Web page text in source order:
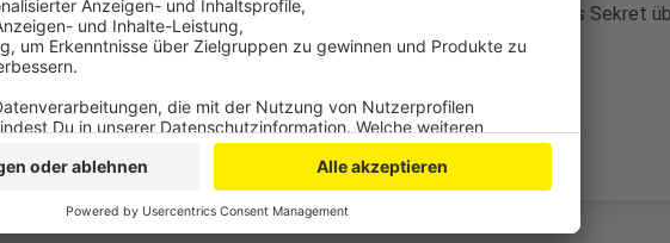
gießen. Dann würden die Blutsauger ertrinken und “erbrechen”. Das Sekret
Borreliose-Bakterien.